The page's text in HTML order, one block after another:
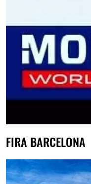
FIRA BARCELONA